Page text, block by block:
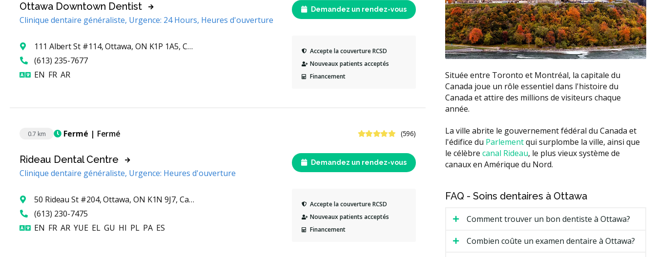
Ottawa Downtown Dentist
Clinique dentaire généraliste, Urgence: 24 Hours, Heures d'ouverture
Demandez un rendez-vous
111 Albert St #114, Ottawa, ON K1P 1A5, Canada
(613) 235-7677
EN Anglais
FR Français
AR
Accepte la couverture RCSD
Nouveaux patients acceptés
Financement
0.7 km 4.8 étoiles (596)
Fermé | Fermé
Rideau Dental Centre
Clinique dentaire généraliste, Urgence: Heures d'ouverture
Demandez un rendez-vous
50 Rideau St #204, Ottawa, ON K1N 9J7, Canada
(613) 230-7475
EN Anglais
FR Français
AR Arabe
YUECantonais
EL Grec
GU Goudjarati
HI Hindi
PL Polonais
PAPendjabi
ES
Accepte la couverture RCSD
Nouveaux patients acceptés
Financement
Située entre Toronto et Montréal, la capitale du
Canada joue un rôle essentiel dans l'histoire du
Canada et attire des millions de visiteurs chaque
année.
La ville abrite le gouvernement fédéral du Canada et
l'édifice du Parlementqui surplombe la ville, ainsi que
le célèbre canal Rideau, le plus vieux système de
canaux en Amérique du Nord.
FAQ - Soins dentaires à Ottawa
Comment trouver un bon dentiste à Ottawa?
Combien coûte un examen dentaire à Ottawa?